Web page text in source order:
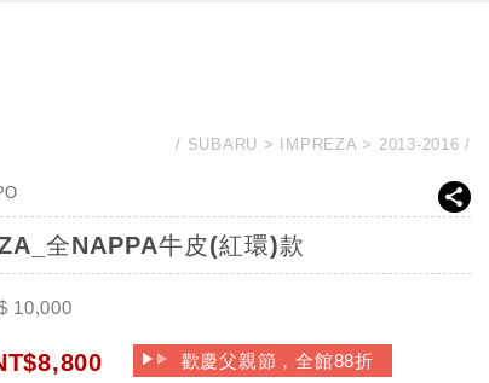
SUBARU IMPREZA 2013-2016
全NAPPA牛皮(紅環)款
10,000
8,800 歡慶父親節，全館88折